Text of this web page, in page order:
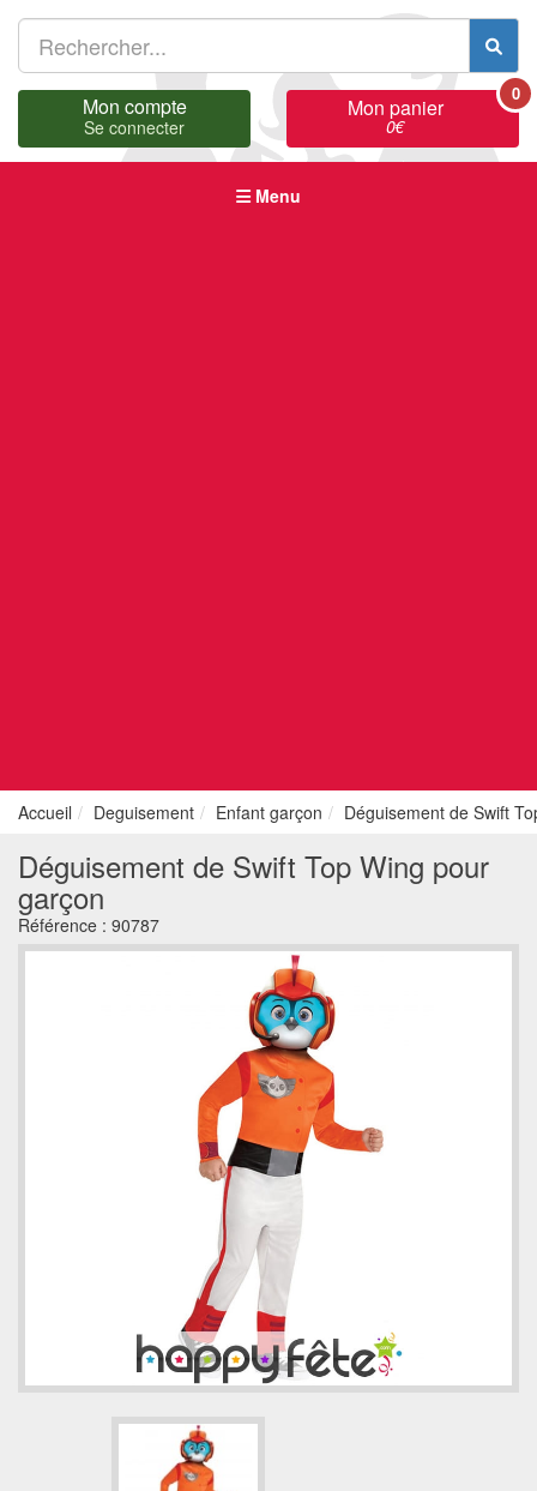
Mon compte
Se connecter
Mon panier
0€
0
Menu
Accueil Deguisement Enfant garçon Déguisement de Swift
Déguisement de Swift Top Wing pour
garçon
Référence : 90787